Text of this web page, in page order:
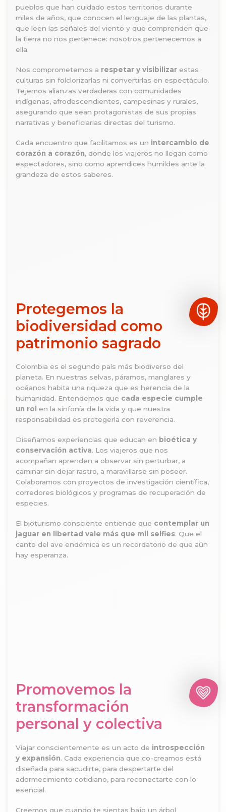
pueblos que han cuidado estos territorios durante
miles de años, que conocen el lenguaje de las plantas,
que leen las señales del viento y que comprenden que
la tierra no nos pertenece: nosotros pertenecemos a
ella.
Nos comprometemos a respetar y visibilizar estas
culturas sin folclorizarlas ni convertirlas en espectáculo.
Tejemos alianzas verdaderas con comunidades
indígenas, afrodescendientes, campesinas y rurales,
asegurando que sean protagonistas de sus propias
narrativas y beneficiarias directas del turismo.
Cada encuentro que facilitamos es un intercambio de
corazón a corazón, donde los viajeros no llegan como
espectadores, sino como aprendices humildes ante la
grandeza de estos saberes.
Protegemos la
biodiversidad como
patrimonio sagrado
Colombia es el segundo país más biodiverso del
planeta. En nuestras selvas, páramos, manglares y
océanos habita una riqueza que es herencia de la
humanidad. Entendemos que cada especie cumple
un rol
en la sinfonía de la vida y que nuestra
responsabilidad es protegerla con reverencia.
Diseñamos experiencias que educan en bioética y
conservación activa. Los viajeros que nos
acompañan aprenden a observar sin perturbar, a
caminar sin dejar rastro, a maravillarse sin poseer.
Colaboramos con proyectos de investigación científica,
corredores biológicos y programas de recuperación de
especies.
El bioturismo consciente entiende que contemplar un
jaguar en libertad vale más que mil selfies. Que el
canto del ave endémica es un recordatorio de que aún
hay esperanza.
Promovemos la
transformación
personal y colectiva
Viajar conscientemente es un acto de introspección
y expansión. Cada experiencia que co-creamos está
diseñada para sacudirte, para despertarte del
adormecimiento cotidiano, para reconectarte con lo
esencial.
Creemos que cuando te sientas bajo un árbol